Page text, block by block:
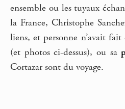
ensemble ou les tuyaux
la France, Christophe
liens, et personne n’avait
(et photos ci-dessus), ou sa
Cortazar sont du voyage.